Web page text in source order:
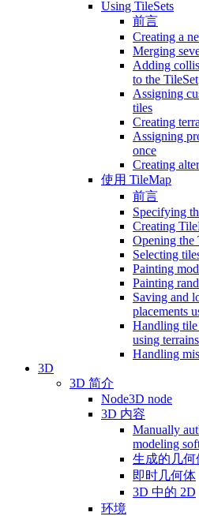
Using TileSets
前言
Creating a
Merging
Adding
to the TileSet
Assigning
tiles
Creating
Assigning
once
Creating
使用 TileMap
前言
Specifying
Creating
Opening the
Selecting
Painting
Painting
Saving and
placements
Handling tile
using terrains
Handling
3D
3D 简介
Node3D node
3D 内容
Manually
modeling
生成的几何
即时几何体
3D 中的 2D
环境